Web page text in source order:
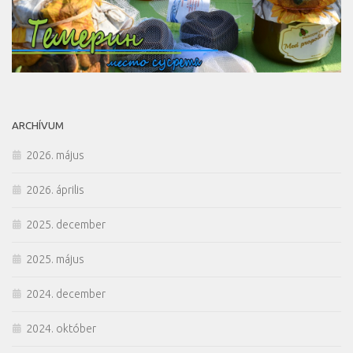
ARCHÍVUM
2026. május
2026. április
2025. december
2025. május
2024. december
2024. október